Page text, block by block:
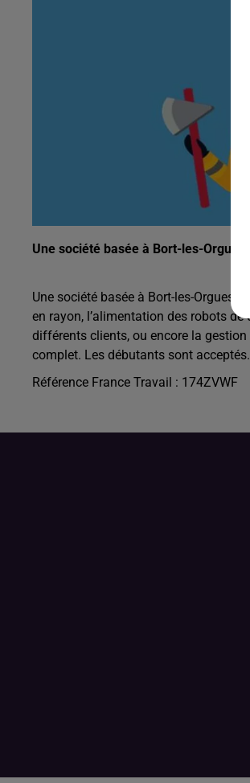
Une société basée à Bort-les-
Une société basée à Bort-les-Orgues
en rayon, l’alimentation des robots
différents clients, ou encore la
complet. Les débutants sont acceptés.
Référence France Travail : 174ZVWF